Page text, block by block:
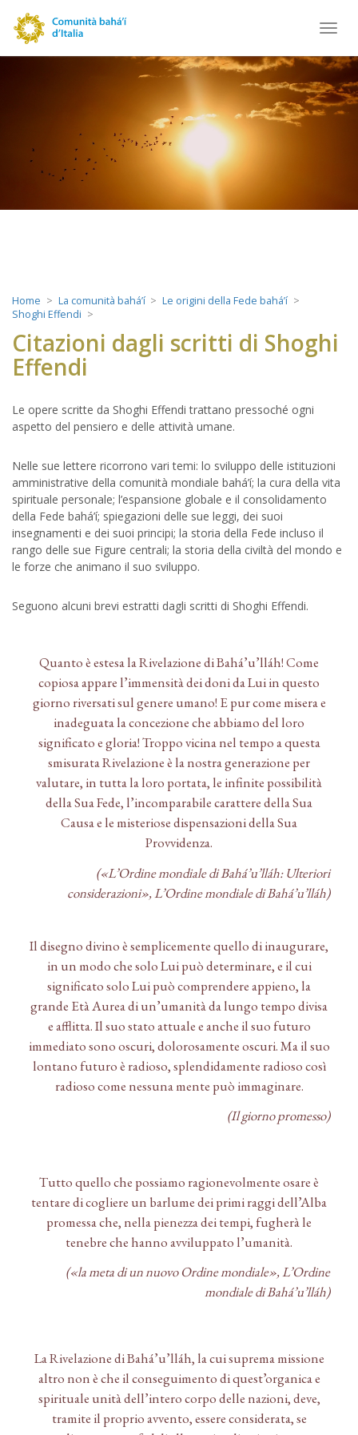
Home La comunità bahá’í
Le origini della Fede bahá’í
Shoghi Effendi
Citazioni dagli scritti di Shoghi
Effendi
Le opere scritte da Shoghi Effendi trattano pressoché ogni
aspetto del pensiero e delle attività umane.
Nelle sue lettere ricorrono vari temi: lo sviluppo delle istituzioni
amministrative della comunità mondiale bahá’í; la cura della vita
spirituale personale; l’espansione globale e il consolidamento
della Fede bahá’í; spiegazioni delle sue leggi, dei suoi
insegnamenti e dei suoi principi; la storia della Fede incluso il
rango delle sue Figure centrali; la storia della civiltà del mondo e
le forze che animano il suo sviluppo.
Seguono alcuni brevi estratti dagli scritti di Shoghi Effendi.
Quanto è estesa la Rivelazione di Bahá’u’lláh! Come
copiosa appare l’immensità dei doni da Lui in questo
giorno riversati sul genere umano! E pur come misera e
inadeguata la concezione che abbiamo del loro
significato e gloria! Troppo vicina nel tempo a questa
smisurata Rivelazione è la nostra generazione per
valutare, in tutta la loro portata, le infinite possibilità
della Sua Fede, l’incomparabile carattere della Sua
Causa e le misteriose dispensazioni della Sua
Provvidenza.
(«L’Ordine mondiale di Bahá’u’lláh: Ulteriori
considerazioni», L’Ordine mondiale di Bahá’u’lláh)
Il disegno divino è semplicemente quello di inaugurare,
in un modo che solo Lui può determinare, e il cui
significato solo Lui può comprendere appieno, la
grande Età Aurea di un’umanità da lungo tempo divisa
e afflitta. Il suo stato attuale e anche il suo futuro
immediato sono oscuri, dolorosamente oscuri. Ma il suo
lontano futuro è radioso, splendidamente radioso così
radioso come nessuna mente può immaginare.
(Il giorno promesso)
Tutto quello che possiamo ragionevolmente osare è
tentare di cogliere un barlume dei primi raggi dell’Alba
promessa che, nella pienezza dei tempi, fugherà le
tenebre che hanno avviluppato l’umanità.
(«la meta di un nuovo Ordine mondiale», L’Ordine
mondiale di Bahá’u’lláh)
La Rivelazione di Bahá’u’lláh, la cui suprema missione
altro non è che il conseguimento di quest’organica e
spirituale unità dell’intero corpo delle nazioni, deve,
tramite il proprio avvento, essere considerata, se